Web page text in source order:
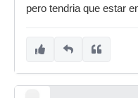
pero tendria que estar